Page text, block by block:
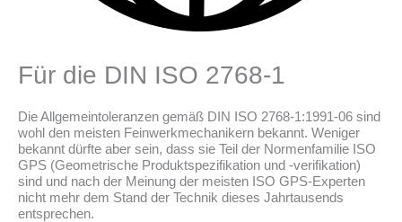
Für die DIN ISO 2768-1
Die Allgemeintoleranzen gemäß DIN ISO 2768-1:1991-06 sind
wohl den meisten Feinwerkmechanikern bekannt. Weniger
bekannt dürfte aber sein, dass sie Teil der Normenfamilie ISO
GPS (Geometrische Produktspezifikation und -verifikation)
sind und nach der Meinung der meisten ISO GPS-Experten
nicht mehr dem Stand der Technik dieses Jahrtausends
entsprechen.